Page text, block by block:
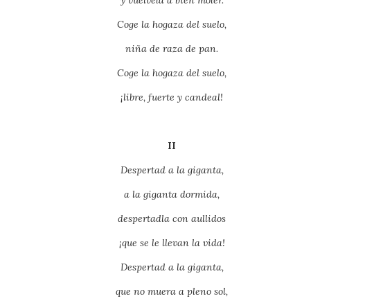
Coge la hogaza del suelo,
niña de raza de pan.
Coge la hogaza del suelo,
¡libre, fuerte y candeal!
II
Despertad a la giganta,
a la giganta dormida,
despertadla con aullidos
¡que se le llevan la vida!
Despertad a la giganta,
que no muera a pleno sol,